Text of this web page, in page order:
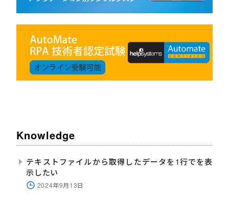
Knowledge
テキストファイルから取得したデータを1行でを表
示したい
2024年9月13日